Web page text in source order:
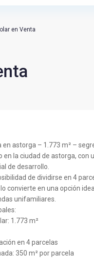
en Venta
en astorga – 1.773 m² –
en la ciudad de astorga,
de desarrollo.
de dividirse en 4
convierte en una opción
unifamiliares.
1.773 m²
en 4 parcelas
350 m² por parcela